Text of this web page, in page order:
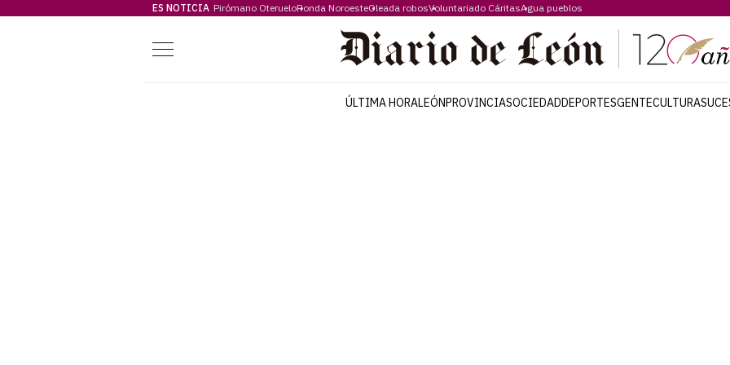
ES NOTICIA Pirómano OterueloRonda NoroesteOleada robosVoluntariado CáritasAgua pueblos
Menú
ÚLTIMA HORALEÓNPROVINCIASOCIEDADDEPORTESGENTECULTURA